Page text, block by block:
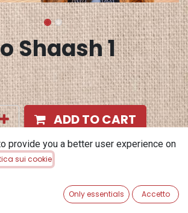
Shaash 1
ADD TO CART
lista dei desideri
provide you a better user experience on
sui cookie
Only essentials Accetto